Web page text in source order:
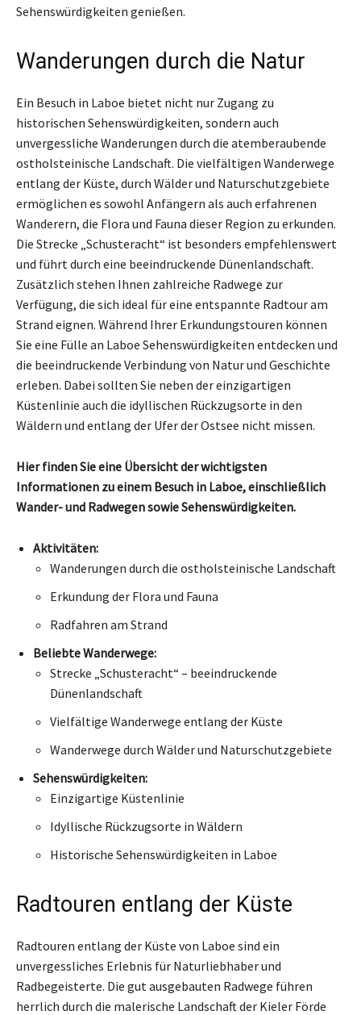
Sehenswürdigkeiten genießen.
Wanderungen durch die Natur
Ein Besuch in Laboe bietet nicht nur Zugang zu
historischen Sehenswürdigkeiten, sondern auch
unvergessliche Wanderungen durch die atemberaubende
ostholsteinische Landschaft. Die vielfältigen Wanderwege
entlang der Küste, durch Wälder und Naturschutzgebiete
ermöglichen es sowohl Anfängern als auch erfahrenen
Wanderern, die Flora und Fauna dieser Region zu erkunden.
Die Strecke „Schusteracht“ ist besonders empfehlenswert
und führt durch eine beeindruckende Dünenlandschaft.
Zusätzlich stehen Ihnen zahlreiche Radwege zur
Verfügung, die sich ideal für eine entspannte Radtour am
Strand eignen. Während Ihrer Erkundungstouren können
Sie eine Fülle an Laboe Sehenswürdigkeiten entdecken und
die beeindruckende Verbindung von Natur und Geschichte
erleben. Dabei sollten Sie neben der einzigartigen
Küstenlinie auch die idyllischen Rückzugsorte in den
Wäldern und entlang der Ufer der Ostsee nicht missen.
Hier finden Sie eine Übersicht der wichtigsten
Informationen zu einem Besuch in Laboe, einschließlich
Wander- und Radwegen sowie Sehenswürdigkeiten.
Aktivitäten:
Wanderungen durch die ostholsteinische Landschaft
Erkundung der Flora und Fauna
Radfahren am Strand
Beliebte Wanderwege:
Strecke „Schusteracht“ – beeindruckende
Dünenlandschaft
Vielfältige Wanderwege entlang der Küste
Wanderwege durch Wälder und Naturschutzgebiete
Sehenswürdigkeiten:
Einzigartige Küstenlinie
Idyllische Rückzugsorte in Wäldern
Historische Sehenswürdigkeiten in Laboe
Radtouren entlang der Küste
Radtouren entlang der Küste von Laboe sind ein
unvergessliches Erlebnis für Naturliebhaber und
Radbegeisterte. Die gut ausgebauten Radwege führen
herrlich durch die malerische Landschaft der Kieler Förde